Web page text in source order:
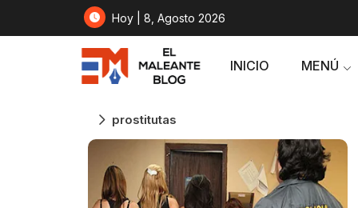
Hoy | 8, Agosto 2026
INICIO MENÚ
prostitutas